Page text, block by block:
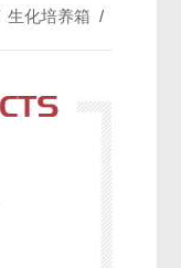
生化培养箱 /